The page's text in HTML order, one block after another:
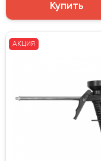
Купить
АКЦИЯ